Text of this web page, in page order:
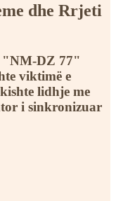
dhe Rrjeti
"NM-DZ 77"
viktimë e
lidhje me
i sinkronizuar